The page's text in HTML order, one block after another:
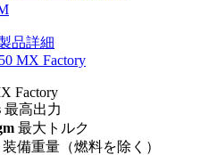
品詳細
MX Factory
Factory
最高出力
最大トルク
装備重量（燃料を除く）